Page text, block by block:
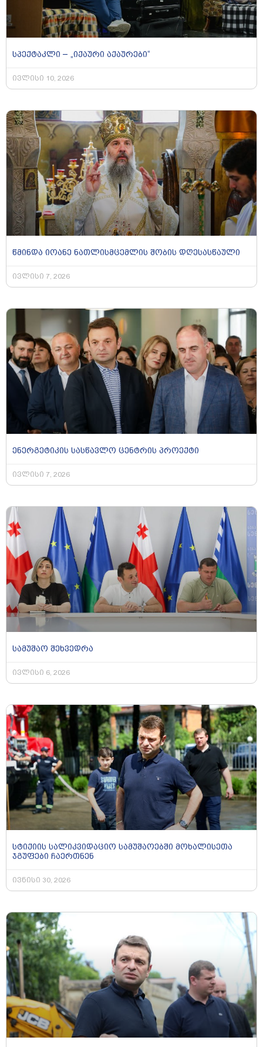
სპექტაკლი – „იქაური აქაურები“
ივლისი 10, 2026
წმინდა იოანე ნათლისმცემლის შობის დღესასწაული
ივლისი 7, 2026
ენერგეტიკის სასწავლო ცენტრის პროექტი
ივლისი 7, 2026
სამუშაო შეხვედრა
ივლისი 6, 2026
სტიქიის სალიკვიდაციო სამუშაოებში მოხალისეთა
ჯგუფები ჩაერთნენ
ივნისი 30, 2026